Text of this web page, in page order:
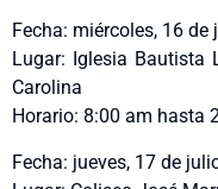
Fecha: miércoles, 16 de
Lugar: Iglesia Bautista
Carolina
Horario: 8:00 am hasta
Fecha: jueves, 17 de